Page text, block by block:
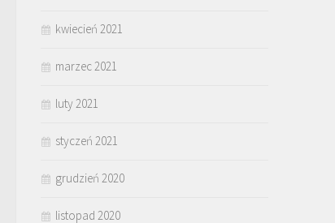
kwiecień 2021
marzec 2021
luty 2021
styczeń 2021
grudzień 2020
listopad 2020